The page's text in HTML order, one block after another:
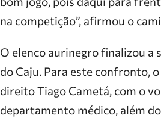
na competição”, afirmou o
O elenco aurinegro finalizou a
do Caju. Para este confronto,
direito Tiago Cametá, com o
departamento médico, além